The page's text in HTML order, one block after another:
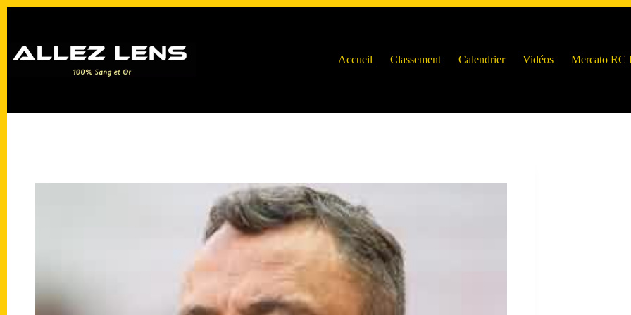
Accueil
Classement Calendrier Vidéos Mercato RC